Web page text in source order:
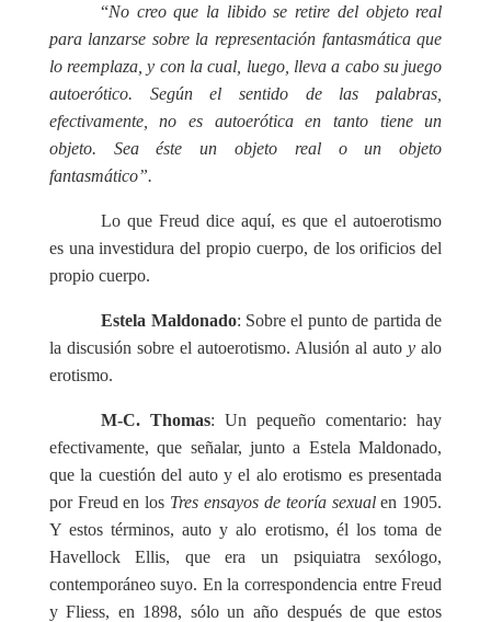
“No creo que la libido se retire del objeto real
para lanzarse sobre la representación fantasmática que
lo reemplaza, y con la cual, luego, lleva a cabo su juego
autoerótico. Según el sentido de las palabras,
efectivamente, no es autoerótica en tanto tiene un
objeto. Sea éste un objeto real o un objeto
fantasmático”.
Lo que Freud dice aquí, es que el autoerotismo
es una investidura del propio cuerpo, de los orificios del
propio cuerpo.
Estela Maldonado: Sobre el punto de partida de
la discusión sobre el autoerotismo. Alusión al autoy alo
erotismo.
M-C. Thomas: Un pequeño comentario: hay
efectivamente, que señalar, junto a Estela Maldonado,
que la cuestión del auto y el alo erotismo es presentada
por Freud en los Tres ensayos de teoría sexualen 1905.
Y estos términos, auto y alo erotismo, él los toma de
Havellock Ellis, que era un psiquiatra sexólogo,
contemporáneo suyo. En la correspondencia entre Freud
y Fliess, en 1898, sólo un año después de que estos